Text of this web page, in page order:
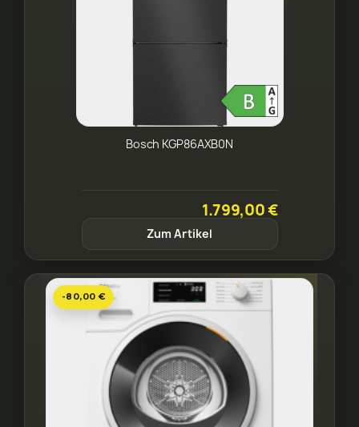
Bosch KGP86AXB0N
1.799,00 €
Zum Artikel
-80,00 €